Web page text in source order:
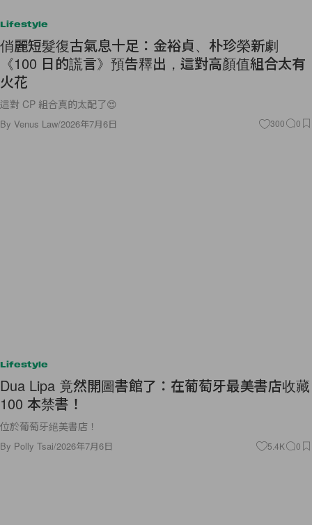
Lifestyle
俏麗短髮復古氣息十足：金裕貞、朴珍榮新劇
《100 日的謊言》預告釋出，這對高顏值組合太有
火花
這對 CP 組合真的太配了😍
By Venus Law/2026年7月6日 300 0
Lifestyle
Dua Lipa 竟然開圖書館了：在葡萄牙最美書店收藏
100 本禁書！
位於葡萄牙絕美書店！
By Polly Tsai/2026年7月6日 5.4K 0